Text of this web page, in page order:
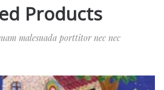
Products
malesuada porttitor nec nec